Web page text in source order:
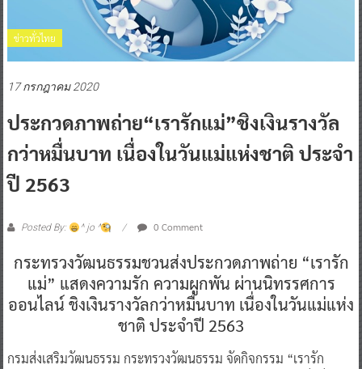
ข่าวทั่วไทย
17 กรกฎาคม 2020
ประกวดภาพถ่าย“เรารักแม่”ชิงเงินรางวัล
กว่าหมื่นบาท เนื่องในวันแม่แห่งชาติ ประจำ
ปี 2563
Posted By: ^ jo ^ 0 Comment
กระทรวงวัฒนธรรมชวนส่งประกวดภาพถ่าย “เรารัก
แม่” แสดงความรัก ความผูกพัน ผ่านนิทรรศการ
ออนไลน์ ชิงเงินรางวัลกว่าหมื่นบาท เนื่องในวันแม่แห่ง
ชาติ ประจำปี 2563
กรมส่งเสริมวัฒนธรรม กระทรวงวัฒนธรรม จัดกิจกรรม “เรารัก